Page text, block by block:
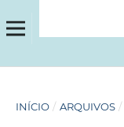
INÍCIO / ARQUIVOS /